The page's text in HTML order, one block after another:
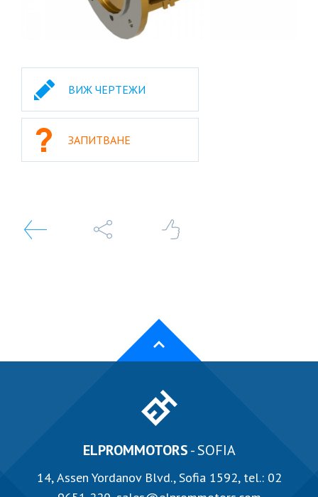
ВИЖ ЧЕРТЕЖИ
ЗАПИТВАНЕ
ELPROMMOTORS- SOFIA
14, Аssen Yordanov Blvd., Sofia 1592, tel.: 02